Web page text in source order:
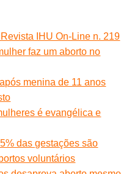
IHU On-Line n. 219
faz um aborto no
menina de 11 anos
é evangélica e
das gestações são
voluntários